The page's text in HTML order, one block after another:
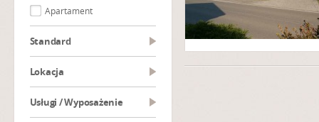
Apartament
Standard
Lokacja
Usługi / Wyposażenie